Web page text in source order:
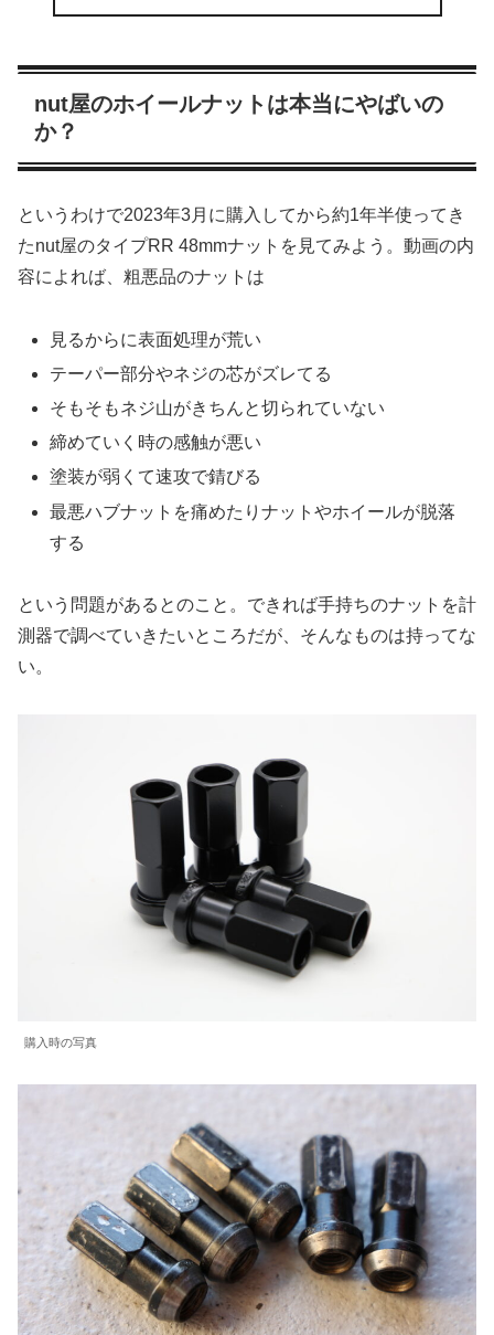
nut屋のホイールナットは本当にやばいの
か？
というわけで2023年3月に購入してから約1年半使ってき
たnut屋のタイプRR 48mmナットを見てみよう。動画の内
容によれば、粗悪品のナットは
見るからに表面処理が荒い
テーパー部分やネジの芯がズレてる
そもそもネジ山がきちんと切られていない
締めていく時の感触が悪い
塗装が弱くて速攻で錆びる
最悪ハブナットを痛めたりナットやホイールが脱落
する
という問題があるとのこと。できれば手持ちのナットを計
測器で調べていきたいところだが、そんなものは持ってな
い。
購入時の写真